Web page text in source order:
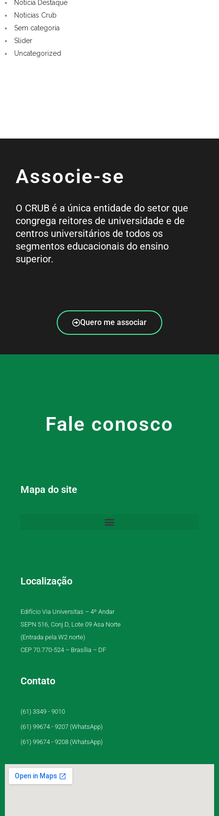
Notícia Destaque
Noticias Crub
Sem categoria
Slider
Uncategorized
Associe-se
O CRUB é a única entidade do setor que
congrega reitores de universidade e de
centros universitários de todos os
segmentos educacionais do ensino
superior.
Quero me associar
Fale conosco
Mapa do site
Localização
Edifício Via Universitas – 4º Andar
SEPN 516, Conj D, Lote 09 Asa Norte
(Entrada pela W2 norte)
CEP 70.770-524 – Brasília – DF
Contato
(61) 3349 - 9010
(61) 99674 - 9207 (WhatsApp)
(61) 99674 - 9208 (WhatsApp)